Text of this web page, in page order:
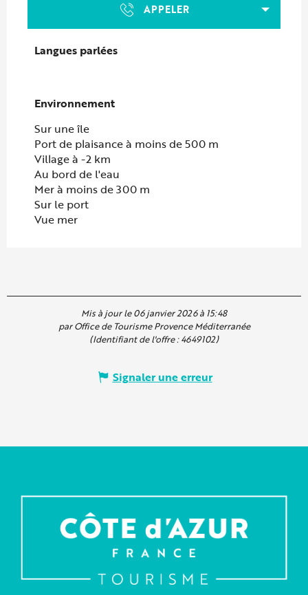
APPELER
Langues parlées
Langues parlées
Environnement
Environnement
Sur une île
Port de plaisance à moins de 500 m
Village à -2 km
Au bord de l'eau
Mer à moins de 300 m
Sur le port
Vue mer
Mis à jour le 06 janvier 2026 à 15:48
par Office de Tourisme Provence Méditerranée
(Identifiant de l'offre :4649102)
Signaler une erreur